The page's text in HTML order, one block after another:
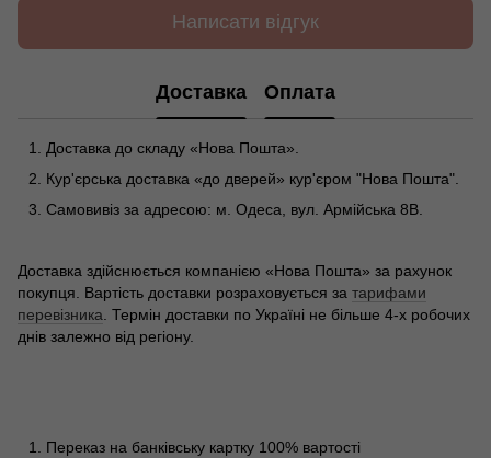
Написати відгук
Доставка Оплата
Доставка до складу «Нова Пошта».
Кур'єрська доставка «до дверей» кур'єром "Нова Пошта".
Самовивіз за адресою: м. Одеса, вул. Армійська 8В.
Доставка здійснюється компанією «Нова Пошта» за рахунок
покупця. Вартість доставки розраховується за тарифами
перевізника . Термін доставки по Україні не більше 4-х робочих
днів залежно від регіону.
Переказ на банківську картку 100% вартості